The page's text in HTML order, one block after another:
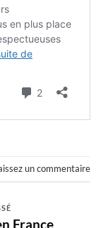
un commentaire
France